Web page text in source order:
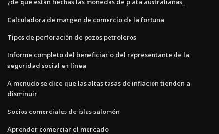
¿de qué están hechas las monedas de plata australianas_
Calculadora de margen de comercio de la fortuna
Tipos de perforación de pozos petroleros
Informe completo del beneficiario del representante de la
seguridad social en línea
A menudo se dice que las altas tasas de inflación tienden a
disminuir
Socios comerciales de islas salomón
Aprender comerciar el mercado